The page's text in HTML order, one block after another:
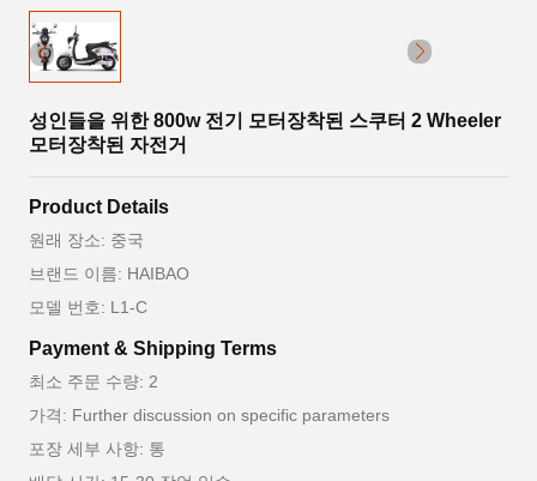
성인들을 위한 800w 전기 모터장착된 스쿠터 2 Wheeler
모터장착된 자전거
Product Details
원래 장소: 중국
브랜드 이름: HAIBAO
모델 번호: L1-C
Payment & Shipping Terms
최소 주문 수량: 2
가격: Further discussion on specific parameters
포장 세부 사항: 통